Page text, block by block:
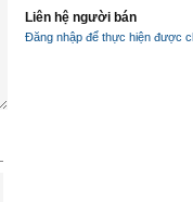
Liên hệ người bán
Đăng nhập để thực hiện được